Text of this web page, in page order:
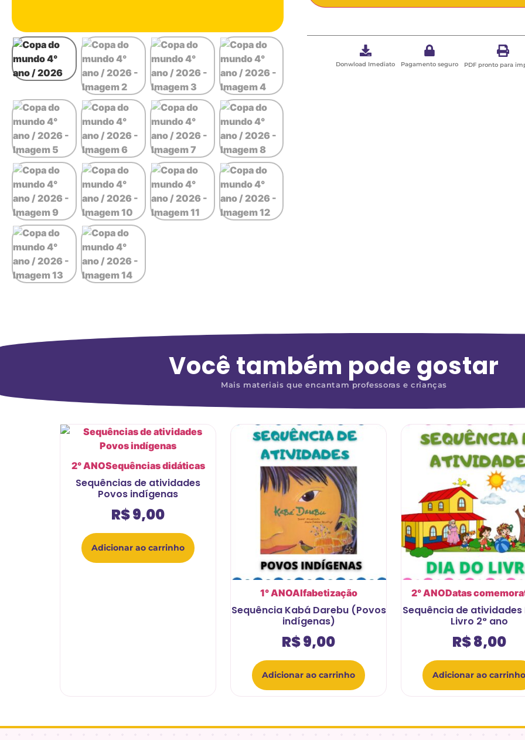
Donwload Imediato Pagamento seguro PDF pronto para
Você também pode gostar
Mais materiais que encantam professoras e crianças
2° ANOSequências didáticas
Sequências de atividades
Povos indígenas
R$9,00
Adicionar ao carrinho
1° ANOAlfabetização
Sequência Kabá Darebu (Povos
indígenas)
R$9,00
Adicionar ao carrinho
2° ANODatas
Sequência de atividades
Livro 2° ano
R$8,00
Adicionar ao carrinho